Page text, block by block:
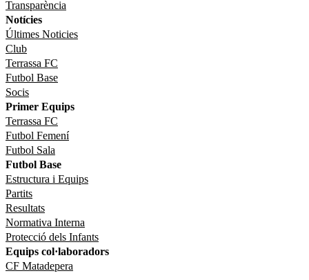
Transparència
Notícies
Últimes Noticies
Club
Terrassa FC
Futbol Base
Socis
Primer Equips
Terrassa FC
Futbol Femení
Futbol Sala
Futbol Base
Estructura i Equips
Partits
Resultats
Normativa Interna
Protecció dels Infants
Equips col·laboradors
CF Matadepera